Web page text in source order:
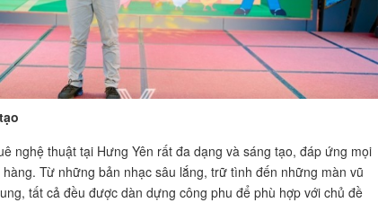
nghệ thuật tại Hưng Yên rất đa dạng và sáng tạo, đáp ứng mọi
Từ những bản nhạc sâu lắng, trữ tình đến những màn vũ
tất cả đều được dàn dựng công phu để phù hợp với chủ đề